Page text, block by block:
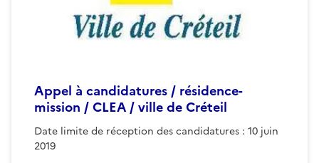
Appel à candidatures / résidence-
mission / CLEA / ville de Créteil
Date limite de réception des candidatures : 10 juin
2019